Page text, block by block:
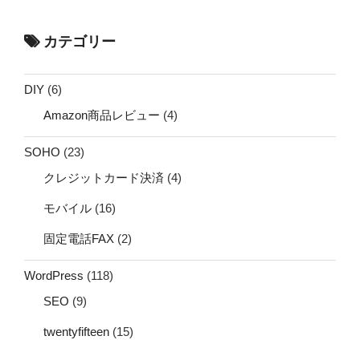
カテゴリー
DIY (6)
Amazon商品レビュー (4)
SOHO (23)
クレジットカード決済 (4)
モバイル (16)
固定電話FAX (2)
WordPress (118)
SEO (9)
twentyfifteen (15)